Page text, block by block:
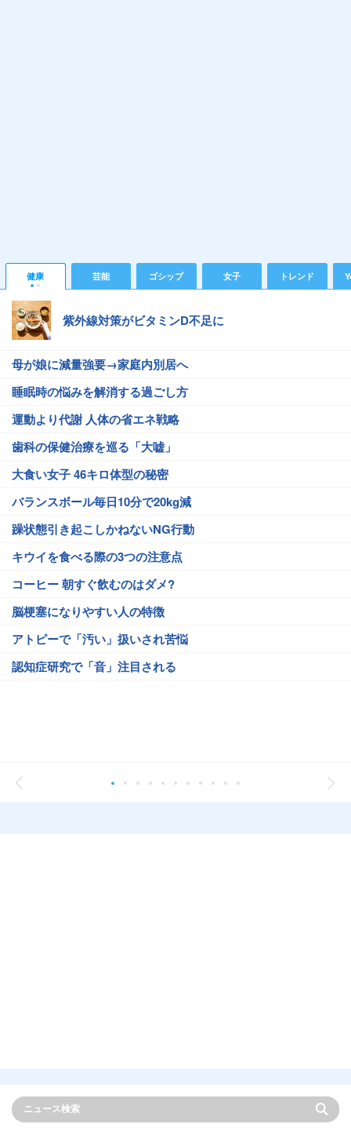
健康 芸能 ゴシップ 女子 トレンド
紫外線対策がビタミンD不足に
母が娘に減量強要→家庭内別居へ
睡眠時の悩みを解消する過ごし方
運動より代謝 人体の省エネ戦略
歯科の保健治療を巡る「大嘘」
大食い女子 46キロ体型の秘密
バランスボール毎日10分で20kg減
躁状態引き起こしかねないNG行動
キウイを食べる際の3つの注意点
コーヒー 朝すぐ飲むのはダメ?
脳梗塞になりやすい人の特徴
アトピーで「汚い」扱いされ苦悩
認知症研究で「音」注目される